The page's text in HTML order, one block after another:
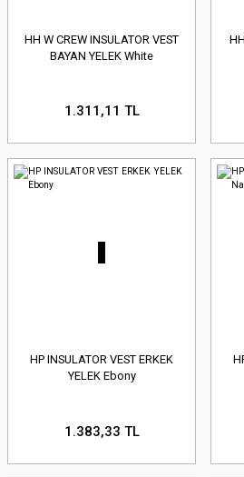
HH W CREW INSULATOR VEST
BAYAN YELEK White
1.311,11 TL
HP INSULATOR VEST ERKEK
YELEK Ebony
1.383,33 TL